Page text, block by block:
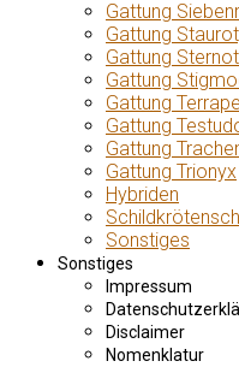
Gattung
Gattung
Gattung
Gattung
Gattung
Gattung
Gattung
Gattung Trionyx
Hybriden
Sonstiges
Sonstiges
Impressum
Disclaimer
Nomenklatur